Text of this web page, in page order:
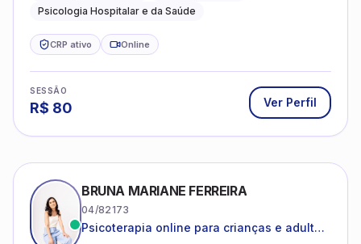
Psicologia Hospitalar e da Saúde
CRP ativo Online
SESSÃO
R$ 80 Ver Perfil
BRUNA MARIANE FERREIRA
04/82173
Psicoterapia online para crianças e adultos